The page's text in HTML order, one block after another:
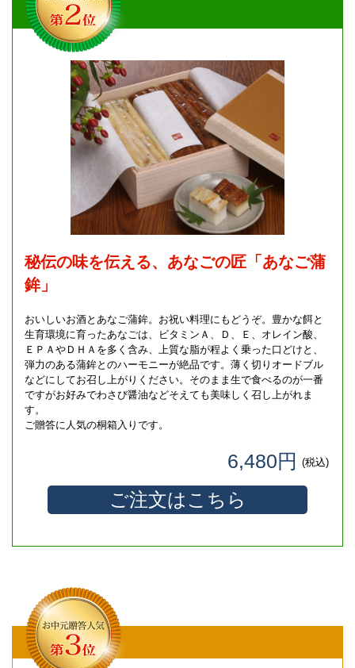
秘伝の味を伝える、あなごの匠「あなご蒲
鉾」
おいしいお酒とあなご蒲鉾。お祝い料理にもどうぞ。豊かな餌と
生育環境に育ったあなごは、ビタミンＡ、Ｄ、Ｅ、オレイン酸、
ＥＰＡやＤＨＡを多く含み、上質な脂が程よく乗った口どけと、
弾力のある蒲鉾とのハーモニーが絶品です。薄く切りオードブル
などにしてお召し上がりください。そのまま生で食べるのが一番
ですがお好みでわさび醤油などそえても美味しく召し上がれま
す。
ご贈答に人気の桐箱入りです。
6,480円 (税込)
ご注文はこちら